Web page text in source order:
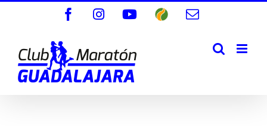
FacebookInstagramYouTube
WikilocCorreo